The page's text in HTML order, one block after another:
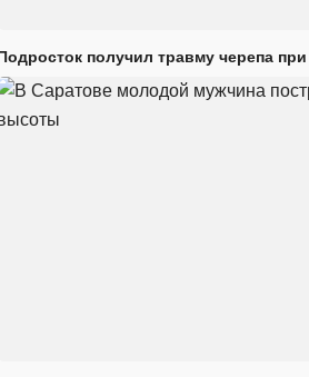
получил травму черепа